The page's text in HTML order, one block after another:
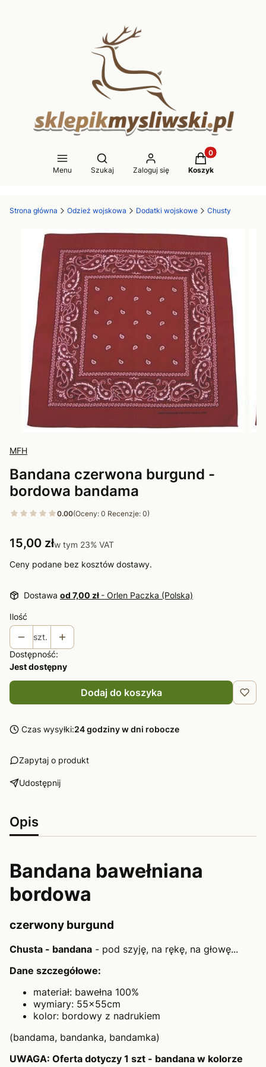
Menu
Otwórz wyszukiwarkę
Szukaj Zaloguj się
Produkty w
Koszyk
Strona główna Odzież wojskowa Dodatki wojskowe Chusty
MFH
Bandana czerwona burgund -
bordowa bandama
0.00(Oceny: 0 Recenzje: 0)
Cena
15,00 złw tym 23% VAT
w tym 23% VAT
Ceny podane bez kosztów dostawy.
Dostawa od 7,00 zł - Orlen Paczka (Polska)
Ilość
szt.
Dostępność:
Jest dostępny
Dodaj do koszyka
Czas wysyłki:24 godziny w dni robocze
Zapytaj o produkt
Udostępnij
Opis
Bandana bawełniana
bordowa
czerwony burgund
Chusta - bandana - pod szyję, na rękę, na głowę...
Dane szczegółowe:
materiał: bawełna 100%
wymiary: 55x55cm
kolor: bordowy z nadrukiem
(bandama, bandanka, bandamka)
UWAGA: Oferta dotyczy 1 szt - bandana w kolorze